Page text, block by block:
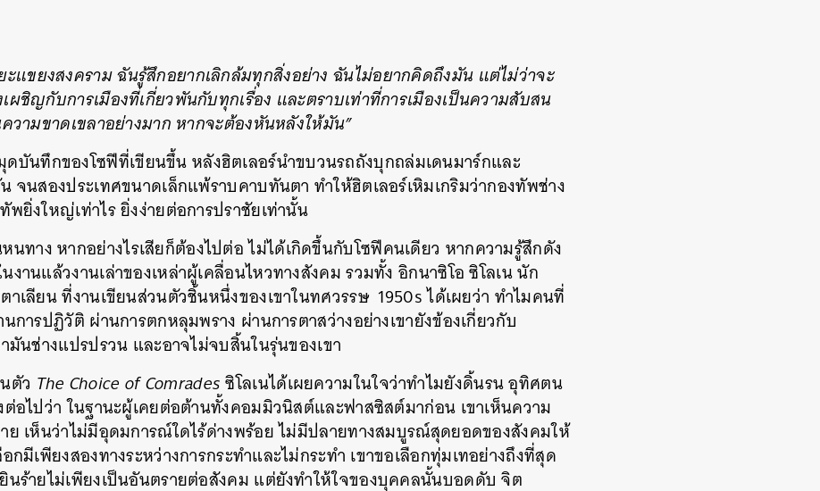
ะแขยงสงคราม ฉันรู้สึกอยากเลิกล้มทุกสิ่งอย่าง ฉันไม่อยากคิดถึงมัน แต่ไม่ว่าจะ
ผชิญกับการเมืองที่เกี่ยวพันกับทุกเรื่อง และตราบเท่าที่การเมืองเป็นความสับสน
วามขาดเขลาอย่างมาก หากจะต้องหันหลังให้มัน”
บันทึกของโซฟีที่เขียนขึ้น หลังฮิตเลอร์นำขบวนรถถังบุกถล่มเดนมาร์กและ
จนสองประเทศขนาดเล็กแพ้ราบคาบทันตา ทำให้ฮิตเลอร์เหิมเกริมว่ากองทัพช่าง
ยิ่งใหญ่เท่าไร ยิ่งง่ายต่อการปราชัยเท่านั้น
นทาง หากอย่างไรเสียก็ต้องไปต่อ ไม่ได้เกิดขึ้นกับโซฟีคนเดียว หากความรู้สึกดัง
งานแล้วงานเล่าของเหล่าผู้เคลื่อนไหวทางสังคม รวมทั้ง อิกนาซิโอ ซิโลเน นัก
าเลียน ที่งานเขียนส่วนตัวชิ้นหนึ่งของเขาในทศวรรษ 1950s ได้เผยว่า ทำไมคนที่
การปฏิวัติ ผ่านการตกหลุมพราง ผ่านการตาสว่างอย่างเขายังข้องเกี่ยวกับ
มันช่างแปรปรวน และอาจไม่จบสิ้นในรุ่นของเขา
ตัว The Choice of Comradesซิโลเนได้เผยความในใจว่าทำไมยังดิ้นรน อุทิศตน
ต่อไปว่า ในฐานะผู้เคยต่อต้านทั้งคอมมิวนิสต์และฟาสซิสต์มาก่อน เขาเห็นความ
ย เห็นว่าไม่มีอุดมการณ์ใดไร้ด่างพร้อย ไม่มีปลายทางสมบูรณ์สุดยอดของสังคมให้
กมีเพียงสองทางระหว่างการกระทำและไม่กระทำ เขาขอเลือกทุ่มเทอย่างถึงที่สุด
นร้ายไม่เพียงเป็นอันตรายต่อสังคม แต่ยังทำให้ใจของบุคคลนั้นบอดดับ จิต